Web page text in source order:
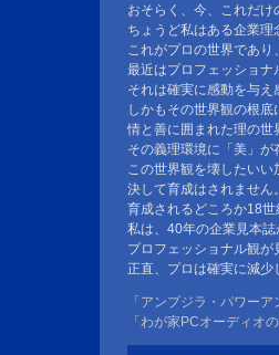
おそらく、今、これだ
ちょうど私はある企業
これがプロの世界であ
最近はプロフェッショ
それは確実に感動を与
しかもその世界観の根
情と善に囲まれた理の世
その義理環境に「美」が
この世界観を壊したい
決して育成はされません。
育成されるどころか18
私は、40年の企業見本誌
プロフェッショナル観が
正直、プロは確実に減少
「アンプジラ・パワー
「わが家PCオーディオ